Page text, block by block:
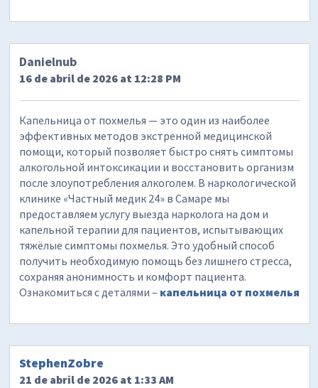
Danielnub
16 de abril de 2026 at 12:28 PM
Капельница от похмелья — это один из наиболее
эффективных методов экстренной медицинской
помощи, который позволяет быстро снять симптомы
алкогольной интоксикации и восстановить организм
после злоупотребления алкоголем. В наркологической
клинике «Частный медик 24» в Самаре мы
предоставляем услугу выезда нарколога на дом и
капельной терапии для пациентов, испытывающих
тяжёлые симптомы похмелья. Это удобный способ
получить необходимую помощь без лишнего стресса,
сохраняя анонимность и комфорт пациента.
Ознакомиться с деталями – капельница от похмелья
StephenZobre
21 de abril de 2026 at 1:33 AM